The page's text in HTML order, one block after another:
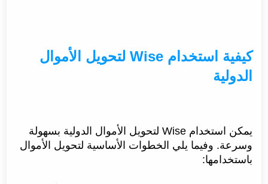
كيفية استخدام Wise لتحويل الأموال
الدولية
يمكن استخدام Wise لتحويل الأموال الدولية بسهولة
وسرعة. وفيما يلي الخطوات الأساسية لتحويل الأموال
باستخدامها: